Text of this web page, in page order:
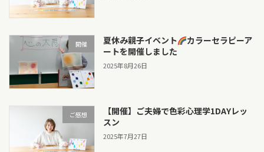
開催 夏休み親子イベント
カラーセラピーア
ートを開催しました
2025年8月26日
ご感想
【開催】ご夫婦で色彩心理学1DAYレッ
スン
2025年7月27日